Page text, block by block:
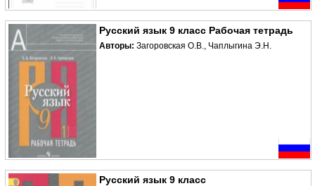
Русский язык 9 класс Рабочая тетрадь
Авторы: Загоровская О.В., Чаплыгина Э.Н.
Русский язык 9 класс